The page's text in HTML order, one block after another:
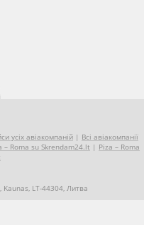
усіх авіакомпаній | Всі авіакомпанії
– Roma su Skrendam24.lt | Piza – Roma
LT-44304, Литва